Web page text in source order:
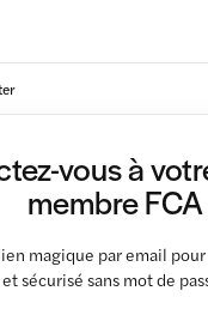
vous à
membre FCA
magique par email
et sécurisé sans mot de